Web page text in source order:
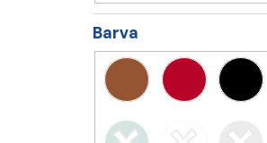
Barva